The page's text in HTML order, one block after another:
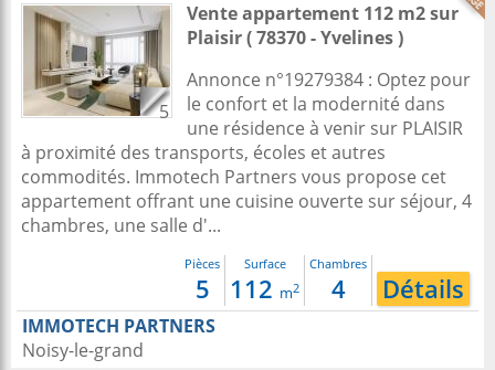
5
Vente appartement 112 m2sur
Plaisir( 78370 - Yvelines )
Annonce n°19279384 : Optez pour
le confort et la modernité dans
une résidence à venir sur PLAISIR
à proximité des transports, écoles et autres
commodités. Immotech Partners vous propose cet
appartement offrant une cuisine ouverte sur séjour, 4
chambres, une salle d'...
Pièces
5
Surface
112 m2
Chambres
4 Détails
IMMOTECH PARTNERS
Noisy-le-grand